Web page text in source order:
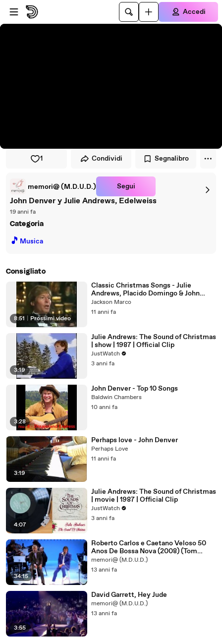
Vai al lettore
Passa al contenuto principale
Accedi
1 Condividi Segnalibro
memori@ (M.D.U.D.) Segui
John Denver y Julie Andrews, Edelweiss
19 anni fa
Categoria
🎵 Musica
Consigliato
8:51 Prossimi video
Classic Christmas Songs - Julie
Andrews, Placido Domingo & John
Denver
Jackson Marco
11 anni fa
3:19
Julie Andrews: The Sound of Christmas
| show | 1987 | Official Clip
JustWatch
3 anni fa
3:28
John Denver - Top 10 Songs
Baldwin Chambers
10 anni fa
3:19
Perhaps love - John Denver
Perhaps Love
11 anni fa
4:07
Julie Andrews: The Sound of Christmas
| movie | 1987 | Official Clip
JustWatch
3 anni fa
34:15
Roberto Carlos e Caetano Veloso 50
Anos De Bossa Nova (2008) (Tom
Jobim) 1/2
memori@ (M.D.U.D.)
13 anni fa
3:55
David Garrett, Hey Jude
memori@ (M.D.U.D.)
13 anni fa